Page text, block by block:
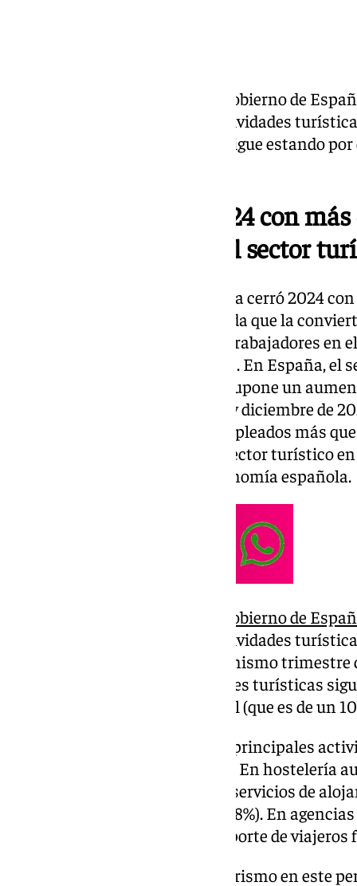
Son los datos ofrecidos por el Gobierno de
de parados sobre activos en actividades
paro en actividades turísticas sigue estando
Andalucía cierra 2024 con
en el sector
El empleo turístico en Andalucía cerró 2024
un 11,9% más que en 2023, subida que la
más incrementa el número de trabajadores en
asalariados y 79.341 autónomos. En España, el
trabajadores ocupados, lo que supone un
periodo de 2023. Entre octubre y diciembre de
turismo registraron 259.992 empleados más
anterior. Los empleados en el sector turístico
13,4% del empleo total de la economía española.
Gobierno de
de parados sobre activos en actividades
porcentuales menos que en el mismo
porcentaje de paro en actividades turísticas
de paro de la economía nacional (que es de un
El cuarto trimestre del año, las principales
experimentado un crecimiento. En hostelería
evolución positiva tanto de los servicios de
servicios de comidas y bebidas (8%). En
20,1% mientras que en el transporte de viajeros
Los ocupados asalariados en turismo en este